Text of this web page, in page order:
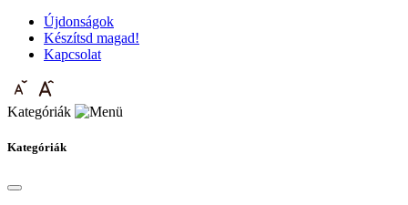
Újdonságok
Készítsd magad!
Kapcsolat
Kategóriák
Kategóriák